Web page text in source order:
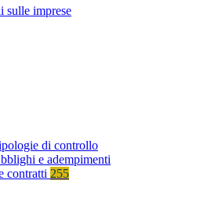
sulle imprese
di controllo
e adempimenti
contratti 255